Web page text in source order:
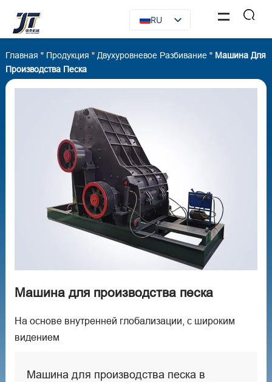
RU
EN
FR
ES
Главная " Продукция " Двухуровневое Разбивание" Машина Для
Производства Песка
Машина для производства песка
На основе внутренней глобализации, с широким
видением
Машина для производства песка в